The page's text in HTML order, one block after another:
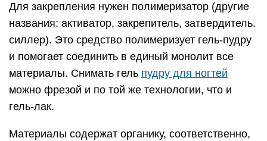
Для закрепления нужен полимеризатор (другие
названия: активатор, закрепитель, затвердитель.
силлер). Это средство полимеризует гель-пудру
и помогает соединить в единый монолит все
материалы. Снимать гель пудру для ногтей
можно фрезой и по той же технологии, что и
гель-лак.
Материалы содержат органику, соответственно,